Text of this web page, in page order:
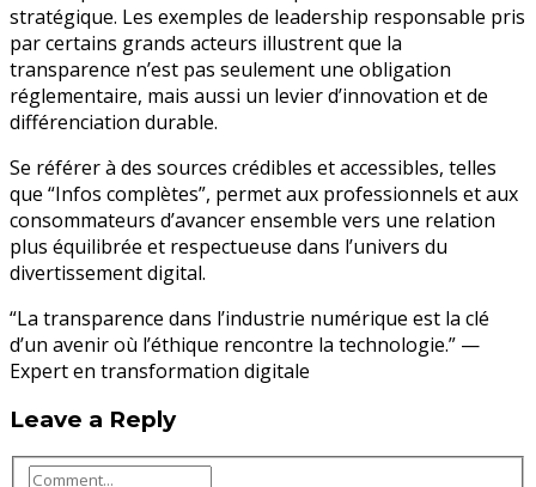
stratégique. Les exemples de leadership responsable pris
par certains grands acteurs illustrent que la
transparence n’est pas seulement une obligation
réglementaire, mais aussi un levier d’innovation et de
différenciation durable.
Se référer à des sources crédibles et accessibles, telles
que “Infos complètes”, permet aux professionnels et aux
consommateurs d’avancer ensemble vers une relation
plus équilibrée et respectueuse dans l’univers du
divertissement digital.
“La transparence dans l’industrie numérique est la clé
d’un avenir où l’éthique rencontre la technologie.” —
Expert en transformation digitale
Leave a Reply